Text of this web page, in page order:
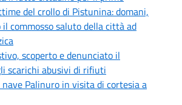
del crollo di Pistunina: domani,
commosso saluto della città ad
scoperto e denunciato il
scarichi abusivi di rifiuti
Palinuro in visita di cortesia a